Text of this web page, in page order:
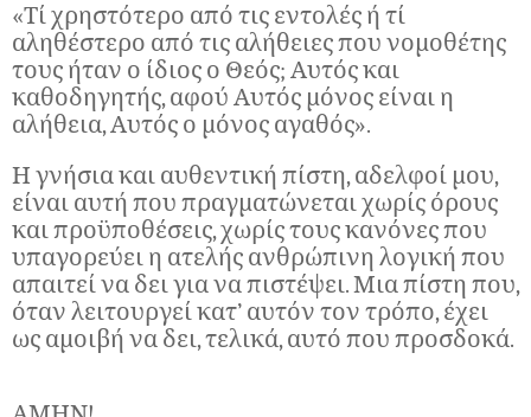
«Τί χρηστότερο από τις εντολές ή τί
αληθέστερο από τις αλήθειες που νομοθέτης
τους ήταν ο ίδιος ο Θεός; Αυτός και
καθοδηγητής, αφού Αυτός μόνος είναι η
αλήθεια, Αυτός ο μόνος αγαθός».
Η γνήσια και αυθεντική πίστη, αδελφοί μου,
είναι αυτή που πραγματώνεται χωρίς όρους
και προϋποθέσεις, χωρίς τους κανόνες που
υπαγορεύει η ατελής ανθρώπινη λογική που
απαιτεί να δει για να πιστέψει. Μια πίστη που,
όταν λειτουργεί κατ’ αυτόν τον τρόπο, έχει
ως αμοιβή να δει, τελικά, αυτό που προσδοκά.